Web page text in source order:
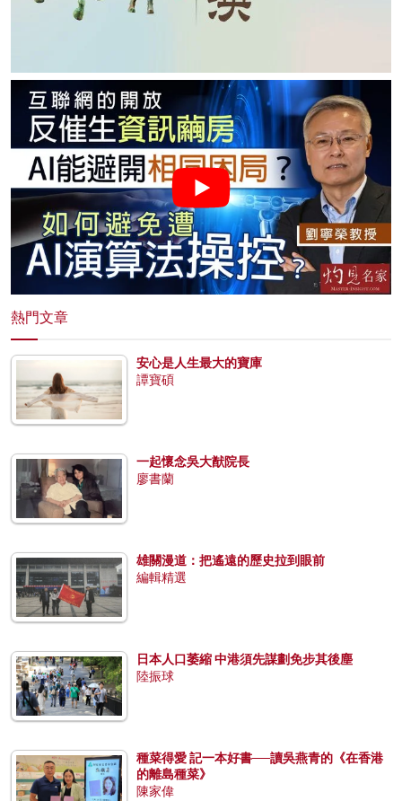
熱門文章
安心是人生最大的寶庫
譚寶碩
一起懷念吳大猷院長
廖書蘭
雄關漫道：把遙遠的歷史拉到眼前
編輯精選
日本人口萎縮 中港須先謀劃免步其後塵
陸振球
種菜得愛 記一本好書──讀吳燕青的《在香港
的離島種菜》
陳家偉